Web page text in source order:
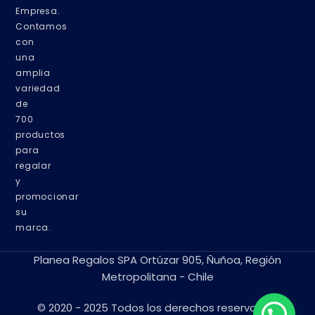
Empresa.
Contamos
con
una
amplia
variedad
de
700
productos
para
regalar
y
promocionar
su
marca.
Planea Regalos SPA Ortúzar 905, Ñuñoa, Región
Metropolitana - Chile
© 2020 - 2025 Todos los derechos reservados.